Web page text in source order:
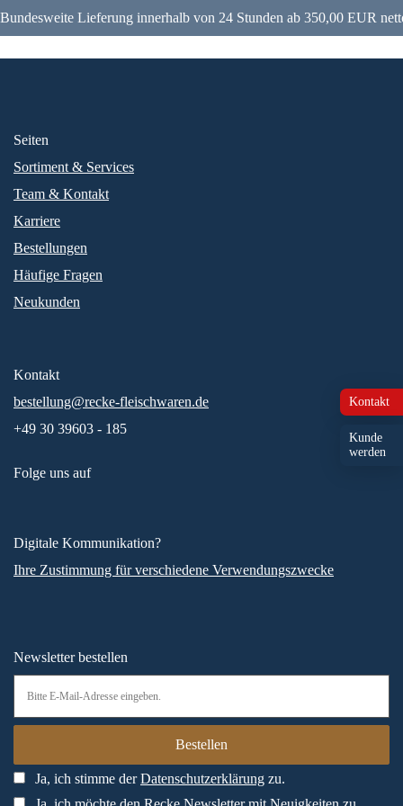
Bundesweite Lieferung innerhalb von 24 Stunden ab 350,00 EUR
Kontakt
Kunde
werden
Seiten
Sortiment & Services
Team & Kontakt
Karriere
Bestellungen
Häufige Fragen
Neukunden
Kontakt
bestellung@recke-fleischwaren.de
+49 30 39603 - 185
Folge uns auf
Digitale Kommunikation?
Ihre Zustimmung für verschiedene Verwendungszwecke
Newsletter bestellen
Ja, ich stimme derDatenschutzerklärung zu.